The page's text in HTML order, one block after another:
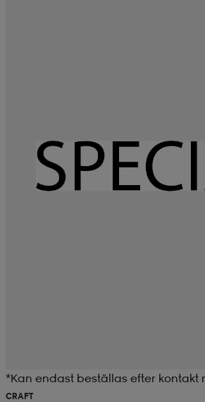
*Kan endast beställas efter kontakt
CRAFT